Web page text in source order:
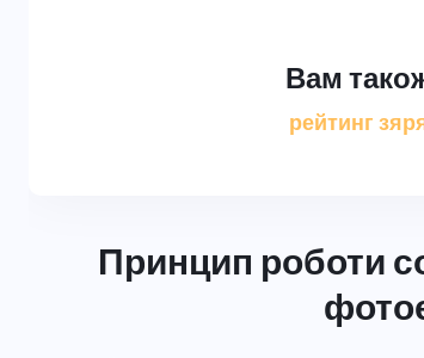
Вам
рейтинг
Принцип роботи